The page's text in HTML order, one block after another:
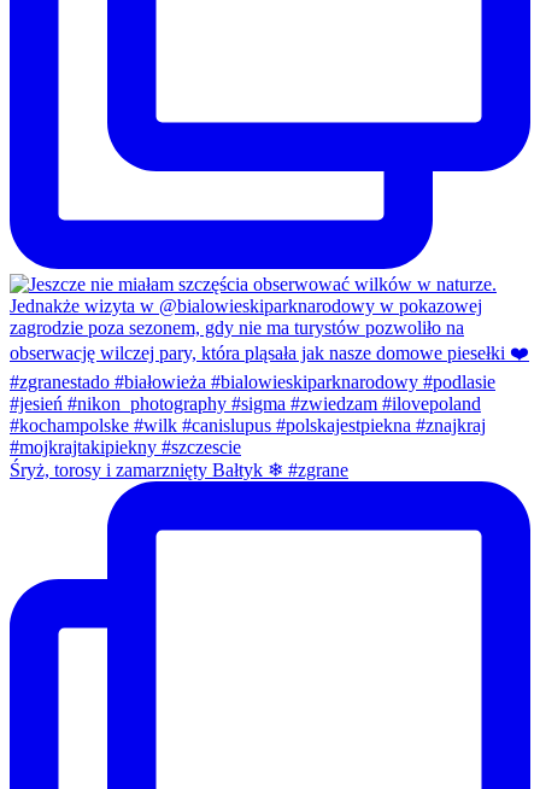
Śryż, torosy i zamarznięty Bałtyk ❄ #zgrane